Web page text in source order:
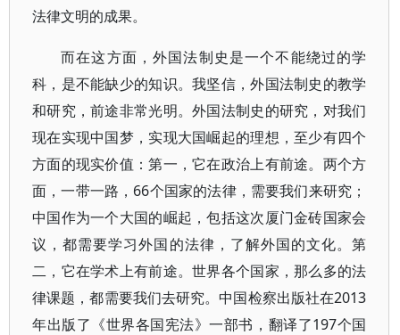
法律文明的成果。
而在这方面，外国法制史是一个不能绕过的学
科，是不能缺少的知识。我坚信，外国法制史的教学
和研究，前途非常光明。外国法制史的研究，对我们
现在实现中国梦，实现大国崛起的理想，至少有四个
方面的现实价值：第一，它在政治上有前途。两个方
面，一带一路，66个国家的法律，需要我们来研究；
中国作为一个大国的崛起，包括这次厦门金砖国家会
议，都需要学习外国的法律，了解外国的文化。第
二，它在学术上有前途。世界各个国家，那么多的法
律课题，都需要我们去研究。中国检察出版社在2013
年出版了《世界各国宪法》一部书，翻译了197个国